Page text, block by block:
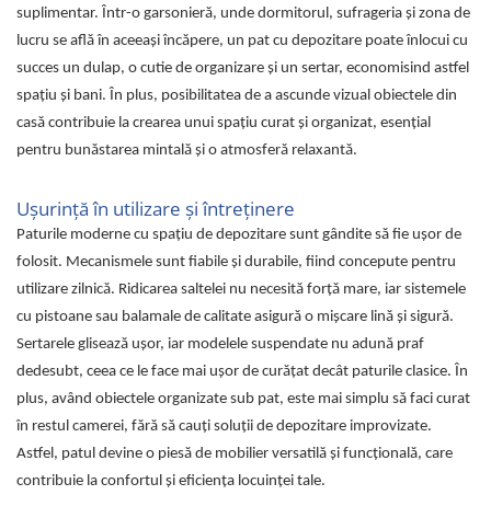
suplimentar. Într-o garsonieră, unde dormitorul, sufrageria și zona de
lucru se află în aceeași încăpere, un pat cu depozitare poate înlocui cu
succes un dulap, o cutie de organizare și un sertar, economisind astfel
spațiu și bani. În plus, posibilitatea de a ascunde vizual obiectele din
casă contribuie la crearea unui spațiu curat și organizat, esențial
pentru bunăstarea mintală și o atmosferă relaxantă.
Ușurință în utilizare și întreținere
Paturile moderne cu spațiu de depozitare sunt gândite să fie ușor de
folosit. Mecanismele sunt fiabile și durabile, fiind concepute pentru
utilizare zilnică. Ridicarea saltelei nu necesită forță mare, iar sistemele
cu pistoane sau balamale de calitate asigură o mișcare lină și sigură.
Sertarele glisează ușor, iar modelele suspendate nu adună praf
dedesubt, ceea ce le face mai ușor de curățat decât paturile clasice. În
plus, având obiectele organizate sub pat, este mai simplu să faci curat
în restul camerei, fără să cauți soluții de depozitare improvizate.
Astfel, patul devine o piesă de mobilier versatilă și funcțională, care
contribuie la confortul și eficiența locuinței tale.